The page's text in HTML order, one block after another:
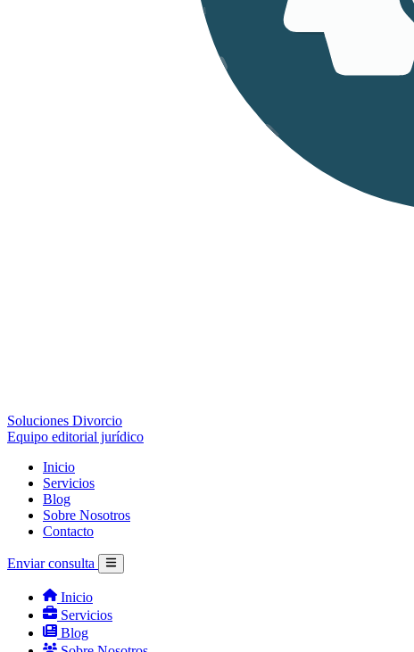
Soluciones Divorcio
Equipo editorial jurídico
Inicio
Servicios
Blog
Sobre Nosotros
Contacto
Enviar consulta
Inicio
Servicios
Blog